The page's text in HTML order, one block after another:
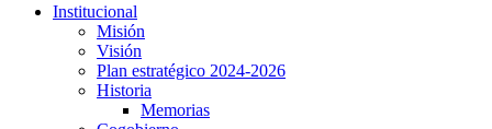
Institucional
Misión
Visión
Plan estratégico 2024-2026
Historia
Memorias